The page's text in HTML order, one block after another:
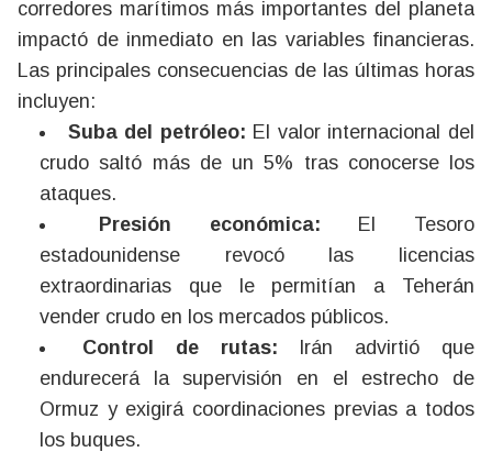
corredores marítimos más importantes del planeta
impactó de inmediato en las variables financieras.
Las principales consecuencias de las últimas horas
incluyen:
Suba del petróleo: El valor internacional del
crudo saltó más de un 5% tras conocerse los
ataques.
Presión económica: El Tesoro
estadounidense revocó las licencias
extraordinarias que le permitían a Teherán
vender crudo en los mercados públicos.
Control de rutas: Irán advirtió que
endurecerá la supervisión en el estrecho de
Ormuz y exigirá coordinaciones previas a todos
los buques.